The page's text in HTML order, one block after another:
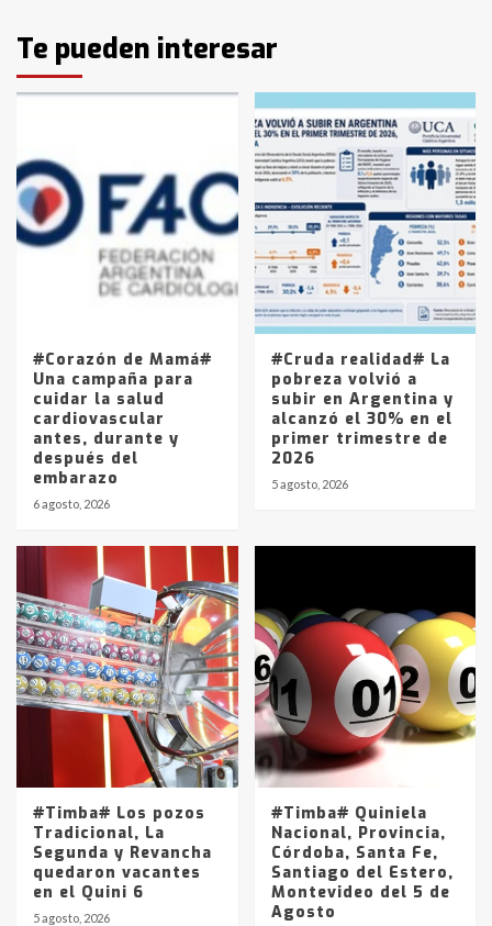
3
Identidad de los adolescentes
pampeanos que fueron
en la mañana del lunes
4
Accidente en Ruta 5: falleció un
joven de Trenque Lauquen
Los precios de los combustibles en
La Pampa, desde YPF hasta Axion
entre 857 a 1338 pesos
Te pueden interesar
#Corazón de Mamá#
Una campaña para
cuidar la salud
cardiovascular
antes, durante y
después del
embarazo
6 agosto, 2026
#Cruda realidad# La
pobreza volvió a
subir en Argentina y
alcanzó el 30% en el
primer trimestre de
2026
5 agosto, 2026
#Timba# Los pozos
Tradicional, La
Segunda y Revancha
quedaron vacantes
en el Quini 6
5 agosto, 2026
#Timba# Quiniela
Nacional, Provincia,
Córdoba, Santa Fe,
Santiago del Estero,
Montevideo del 5 de
Agosto